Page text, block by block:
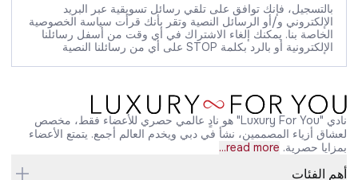
بالتسجيل، فإنك توافق على تلقي رسائل تسويقية عبر البريد
الإلكتروني و/أو الرسائل النصية وتقر بأنك قرأت سياسة الخصوصية
الخاصة بنا. يمكنك إلغاء الاشتراك في أي وقت من أسفل رسائلنا
الإلكترونية أو بالرد بكلمة STOP على أي من رسائلنا النصية
نادي "Luxury For You" هو نادٍ عالمي حصري للأعضاء فقط، مخصص
لعشاق أزياء المصممين، نشأ في دبي ويخدم العالم أجمع. يتمتع الأعضاء
بمزايا حصرية. read more...
أهم الفئات